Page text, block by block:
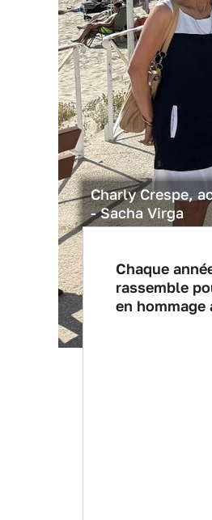
Charly Crespe,
- Sacha Virga
Chaque
rassemble
en